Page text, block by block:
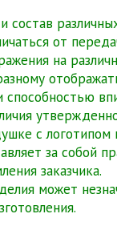
состав
от
на
способностью
с логотипом
за собой
заказчика.
может